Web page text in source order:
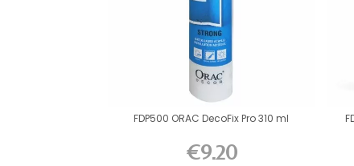
FDP500 ORAC DecoFix Pro 310 ml
€9.20